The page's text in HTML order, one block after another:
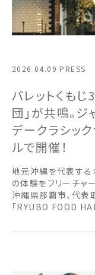
2026.04.09 PRESS
パレットくも
団」が共鳴。ジ
デークラシッ
ルで開催！
地元沖縄を代表する
の体験をフリーチャ
沖縄県那覇市、代表
「RYUBO FOOD